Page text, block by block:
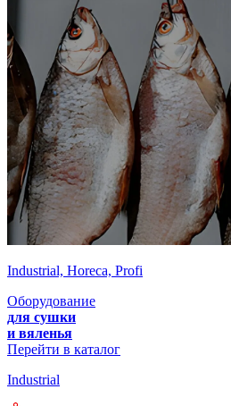
Industrial, Horeca, Profi
Оборудование
для сушки
и вяленья
Перейти в каталог
Industrial